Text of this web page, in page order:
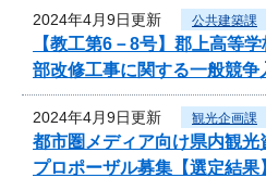
2024年4月9日更新 公共建築課
【教工第6－8号】郡上高等
部改修工事に関する一般競争
2024年4月9日更新 観光企画課
都市圏メディア向け県内観
プロポーザル募集【選定結果